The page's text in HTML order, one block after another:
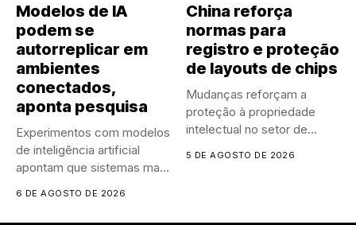
Modelos de IA
podem se
autorreplicar em
ambientes
conectados,
aponta pesquisa
Experimentos com modelos
de inteligência artificial
apontam que sistemas mais
6 DE AGOSTO DE 2026
China reforça
normas para
registro e proteção
de layouts de chips
Mudanças reforçam a
proteção à propriedade
intelectual no setor de
5 DE AGOSTO DE 2026